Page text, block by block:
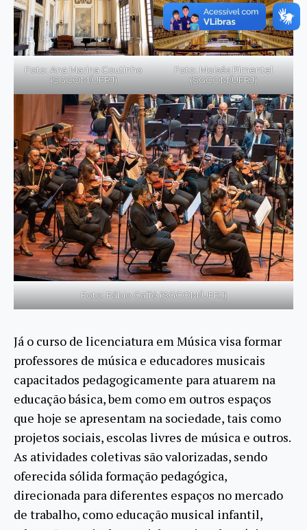
Foto: Ana Marina Coutinho
(SGCOM/UFRJ)
Foto: Moisés Pimentel
(SGCOM/UFRJ)
Foto: Fábio Caffé (SGCOM/UFRJ)
Já o curso de licenciatura em Música visa formar
professores de música e educadores musicais
capacitados pedagogicamente para atuarem na
educação básica, bem como em outros espaços
que hoje se apresentam na sociedade, tais como
projetos sociais, escolas livres de música e outros.
As atividades coletivas são valorizadas, sendo
oferecida sólida formação pedagógica,
direcionada para diferentes espaços no mercado
de trabalho, como educação musical infantil,